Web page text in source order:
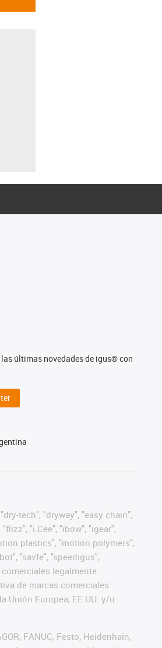
últimas novedades de igus® con
tech", "dryway", "easy chain",
"i.Cee", "ibow", "igear",
plastics", "motion polymers",
"savfe", "speedigus",
legalmente
de marcas comerciales
Unión Europea, EE.UU. y/u
FANUC, Festo, Heidenhain,